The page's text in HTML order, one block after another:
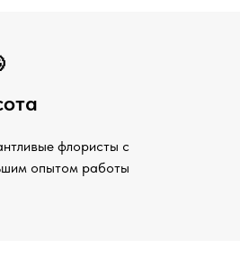
флористы с
опытом работы